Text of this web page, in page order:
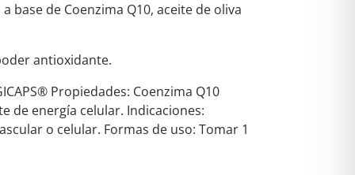
base de Coenzima Q10, aceite de oliva
antioxidante.
Propiedades: Coenzima Q10
de energía celular. Indicaciones:
o celular. Formas de uso: Tomar 1